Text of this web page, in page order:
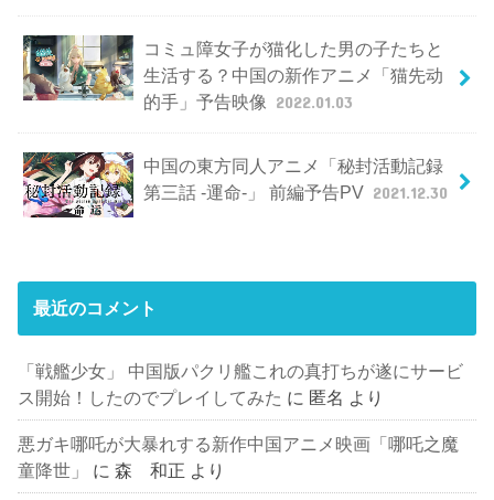
コミュ障女子が猫化した男の子たちと
生活する？中国の新作アニメ「猫先动
的手」予告映像
2022.01.03
中国の東方同人アニメ「秘封活動記録
第三話 -運命-」 前編予告PV 2021.12.30
最近のコメント
「戦艦少女」 中国版パクリ艦これの真打ちが遂にサービ
ス開始！したのでプレイしてみた に 匿名 より
悪ガキ哪吒が大暴れする新作中国アニメ映画「哪吒之魔
童降世」
に森 和正 より